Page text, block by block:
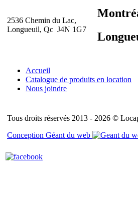
2536 Chemin du Lac,
Longueuil, Qc J4N 1G7
Accueil
Catalogue de produits en location
Nous joindre
Tous droits réservés 2013 - 2026 ©
Conception Géant du web